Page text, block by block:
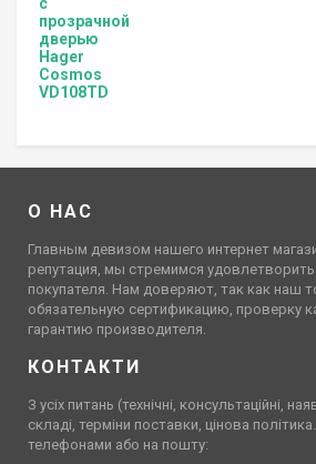
О НАС
Главным девизом нашего интернет
репутация, мы стремимся
покупателя. Нам доверяют, так как наш
обязательную сертификацию, проверку
гарантию производителя.
КОНТАКТИ
З усіх питань (технічні, консультаційні,
складі, терміни поставки, цінова
телефонами або на пошту: